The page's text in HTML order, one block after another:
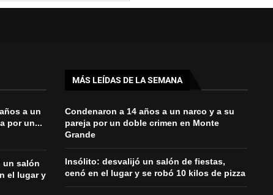
a un
por un...
un salón
el lugar y
MÁS LEÍDAS DE LA SEMANA
Condenaron a 14 años a un narco y a su
pareja por un doble crimen en Monte
Grande
Insólito: desvalijó un salón de fiestas,
cenó en el lugar y se robó 10 kilos de pizza